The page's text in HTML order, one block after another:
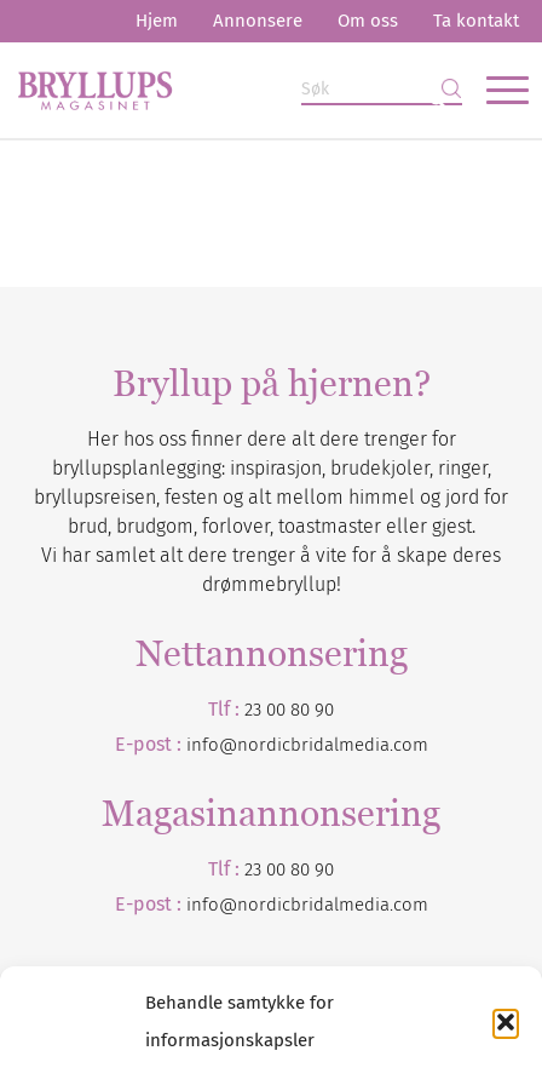
Behandle samtykke for
informasjonskapsler
Hjem Annonsere Om oss Ta kontakt
Bryllup på hjernen?
Her hos oss finner dere alt dere trenger for
bryllupsplanlegging: inspirasjon, brudekjoler, ringer,
bryllupsreisen, festen og alt mellom himmel og jord for
brud, brudgom, forlover, toastmaster eller gjest.
Vi har samlet alt dere trenger å vite for å skape deres
drømmebryllup!
Nettannonsering
Tlf : 23 00 80 90
E-post : info@nordicbridalmedia.com
Magasinannonsering
Tlf : 23 00 80 90
E-post : info@nordicbridalmedia.com